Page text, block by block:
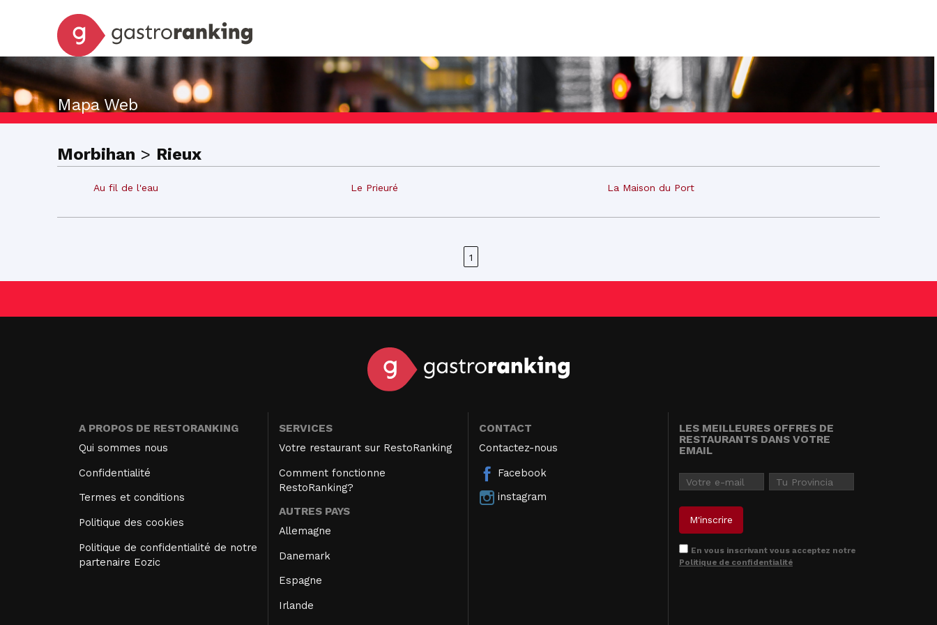
Mapa Web
Morbihan > Rieux
Au fil de l'eau Le Prieuré La Maison du Port
1
A PROPOS DE RESTORANKING
Qui sommes nous
Confidentialité
Termes et conditions
Politique des cookies
Politique de confidentialité de notre
partenaire Eozic
SERVICES
Votre restaurant sur RestoRanking
Comment fonctionne
RestoRanking?
AUTRES PAYS
Allemagne
Danemark
Espagne
Irlande
CONTACT
Contactez-nous
Facebook
instagram
LES MEILLEURES OFFRES DE
RESTAURANTS DANS VOTRE
EMAIL
En vous inscrivant vous acceptez notre
Politique de confidentialité